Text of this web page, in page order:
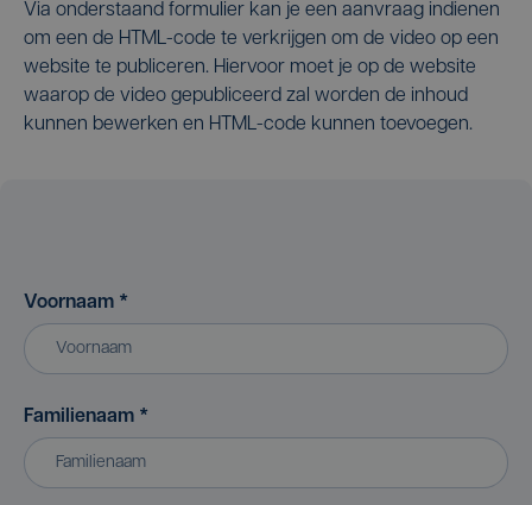
Via onderstaand formulier kan je een aanvraag indienen
om een de HTML-code te verkrijgen om de video op een
website te publiceren. Hiervoor moet je op de website
waarop de video gepubliceerd zal worden de inhoud
kunnen bewerken en HTML-code kunnen toevoegen.
Voornaam *
Familienaam *